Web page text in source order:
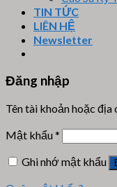
TIN TỨC
LIÊN HỆ
Newsletter
Đăng nhập
Tên tài khoản hoặc địa
Mật khẩu*
Ghi nhớ mật khẩu